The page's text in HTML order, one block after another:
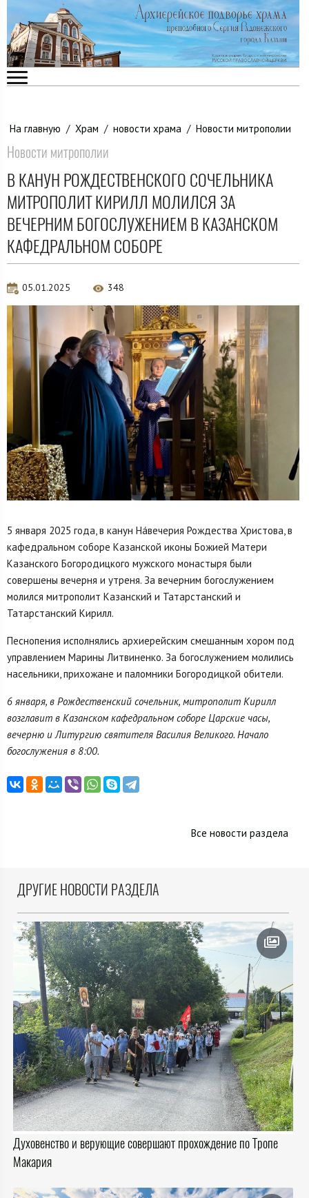
На главную / Храм / новости храма / Новости митрополии
Новости митрополии
В КАНУН РОЖДЕСТВЕНСКОГО СОЧЕЛЬНИКА
МИТРОПОЛИТ КИРИЛЛ МОЛИЛСЯ ЗА
ВЕЧЕРНИМ БОГОСЛУЖЕНИЕМ В КАЗАНСКОМ
КАФЕДРАЛЬНОМ СОБОРЕ
05.01.2025 348
5 января 2025 года, в канун На́вечерия Рождества Христова, в
кафедральном соборе Казанской иконы Божией Матери
Казанского Богородицкого мужского монастыря были
совершены вечерня и утреня. За вечерним богослужением
молился митрополит Казанский и Татарстанский и
Татарстанский Кирилл.
Песнопения исполнялись архиерейским смешанным хором под
управлением Марины Литвиненко. За богослужением молились
насельники, прихожане и паломники Богородицкой обители.
6 января, в Рождественский сочельник, митрополит Кирилл
возглавит в Казанском кафедральном соборе Царские часы,
вечерню и Литургию святителя Василия Великого. Начало
богослужения в 8:00.
Все новости раздела
ДРУГИЕ НОВОСТИ РАЗДЕЛА
Духовенство и верующие совершают прохождение по Тропе
Макария